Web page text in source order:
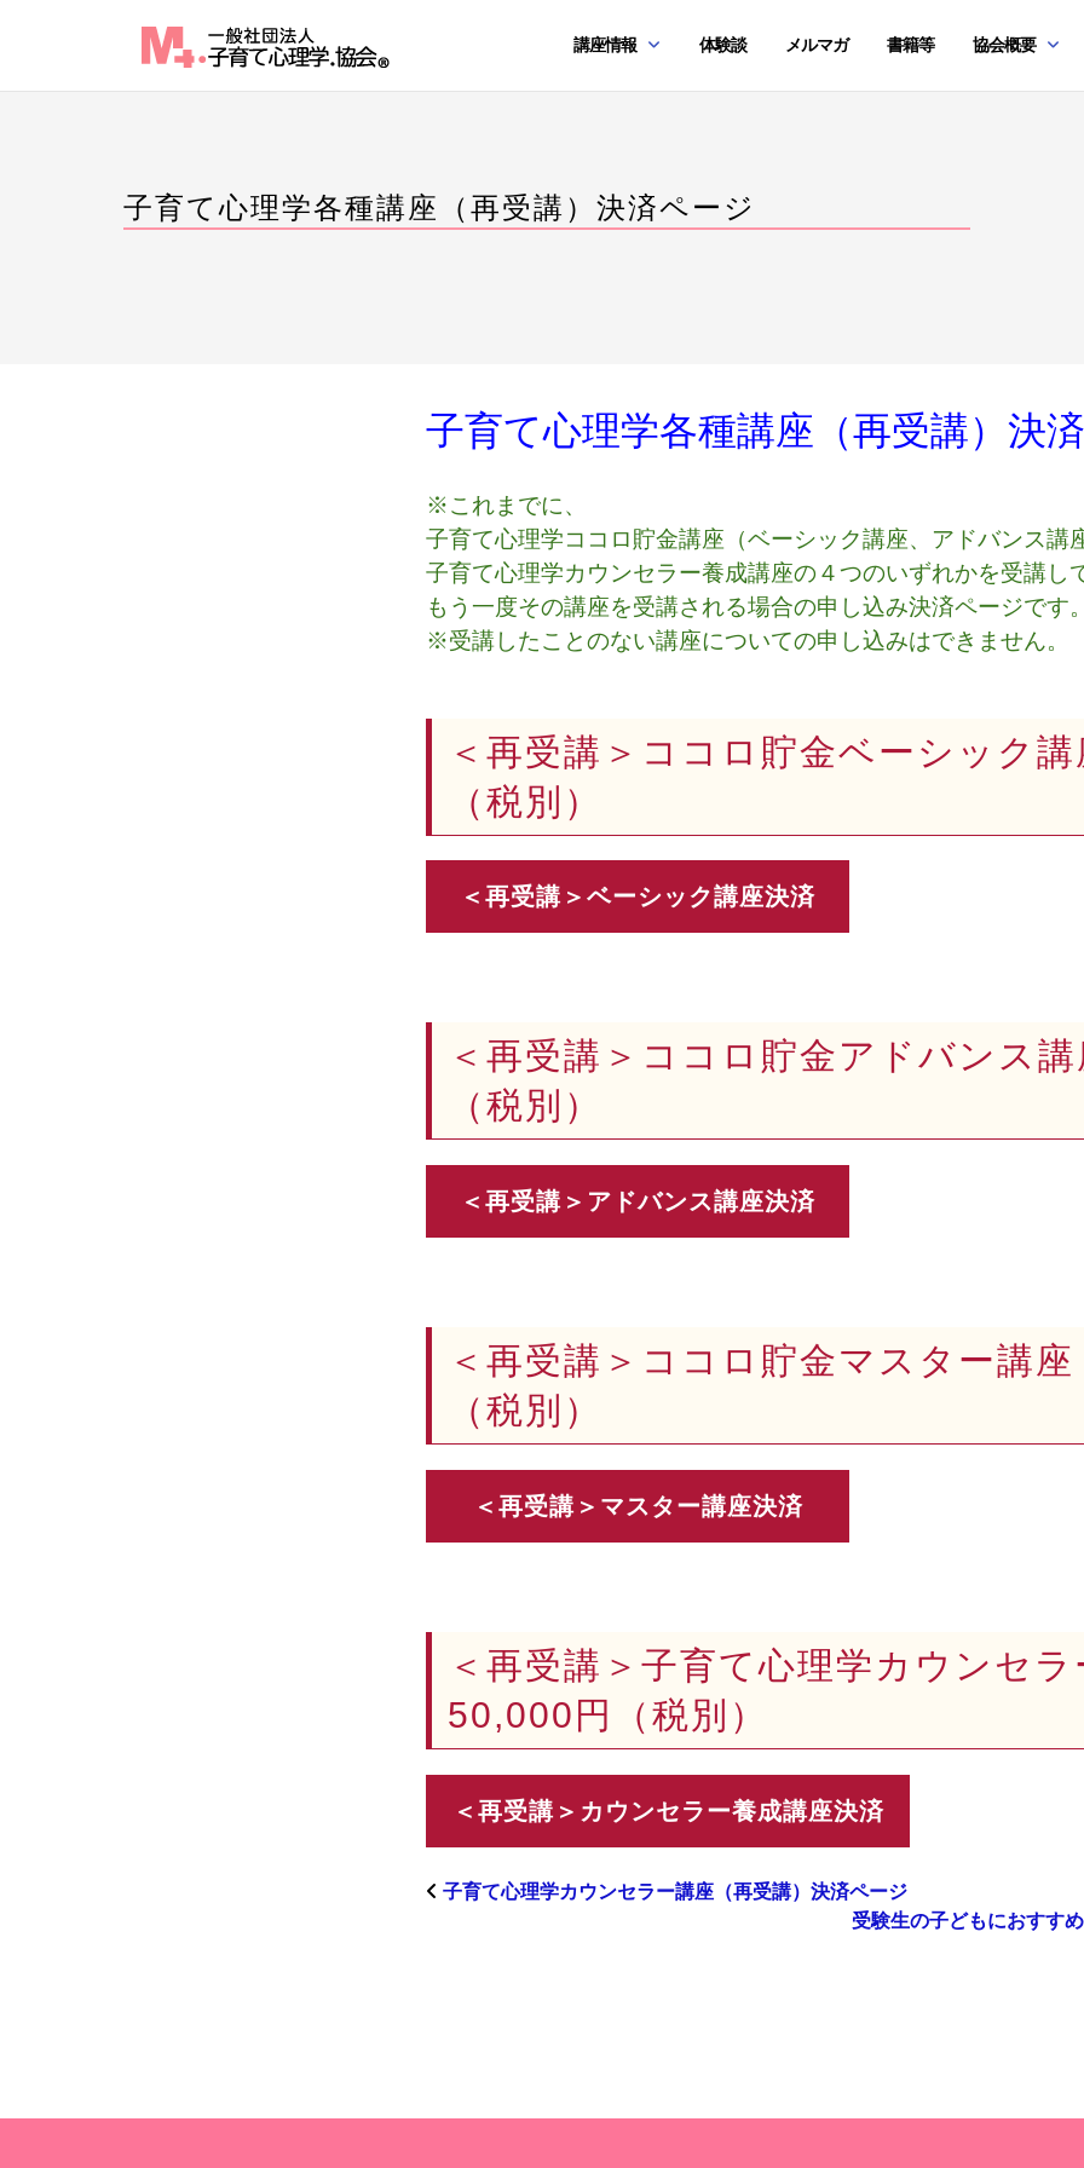
講座情報 体験談 メルマガ 書籍等 協会概要
子育て心理学各種講座（再受講）決済ページ
子育て心理学各種講座（再受講）決
※これまでに、
子育て心理学ココロ貯金講座（ベーシック講座、アドバンス講
子育て心理学カウンセラー養成講座の４つのいずれかを受講し
もう一度その講座を受講される場合の申し込み決済ページです。
※受講したことのない講座についての申し込みはできません。
＜再受講＞ココロ貯金ベーシック
（税別）
＜再受講＞ココロ貯金アドバンス
（税別）
＜再受講＞ココロ貯金マスター講
（税別）
＜再受講＞子育て心理学カウンセ
50,000円（税別）
子育て心理学カウンセラー講座（再受講）決済ページ
受験生の子どもにおすす